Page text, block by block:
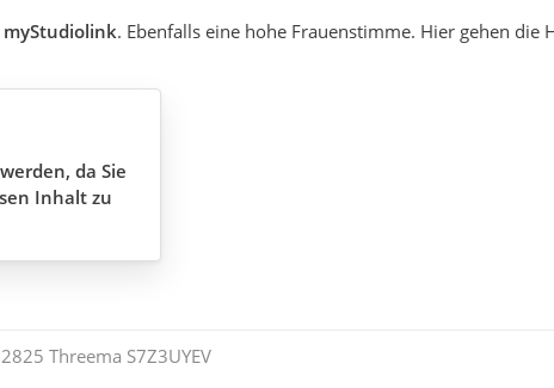
myStudiolink. Ebenfalls eine hohe Frauenstimme. Hier gehen die
da Sie
Inhalt zu
Threema S7Z3UYEV